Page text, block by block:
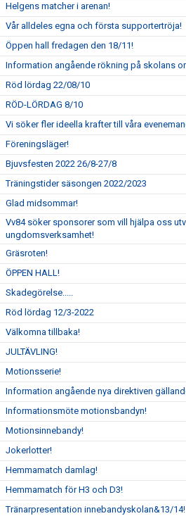
Helgens matcher i arenan!
Vår alldeles egna och första supportertröja!
Öppen hall fredagen den 18/11!
Information angående rökning på skolans
Röd lördag 22/08/10
RÖD-LÖRDAG 8/10
Vi söker fler ideella krafter till våra
Föreningsläger!
Bjuvsfesten 2022 26/8-27/8
Träningstider säsongen 2022/2023
Glad midsommar!
Vv84 söker sponsorer som vill hjälpa oss
ungdomsverksamhet!
Gräsroten!
ÖPPEN HALL!
Skadegörelse.....
Röd lördag 12/3-2022
Välkomna tillbaka!
JULTÄVLING!
Motionsserie!
Information angående nya direktiven
Informationsmöte motionsbandyn!
Motionsinnebandy!
Jokerlotter!
Hemmamatch damlag!
Hemmamatch för H3 och D3!
Tränarpresentation innebandyskolan&13/14!